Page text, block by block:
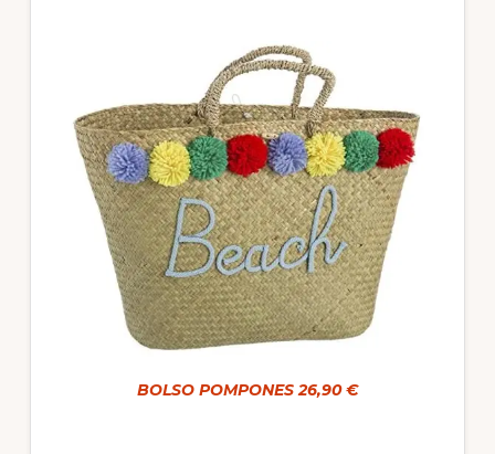
BOLSO POMPONES 26,90 €